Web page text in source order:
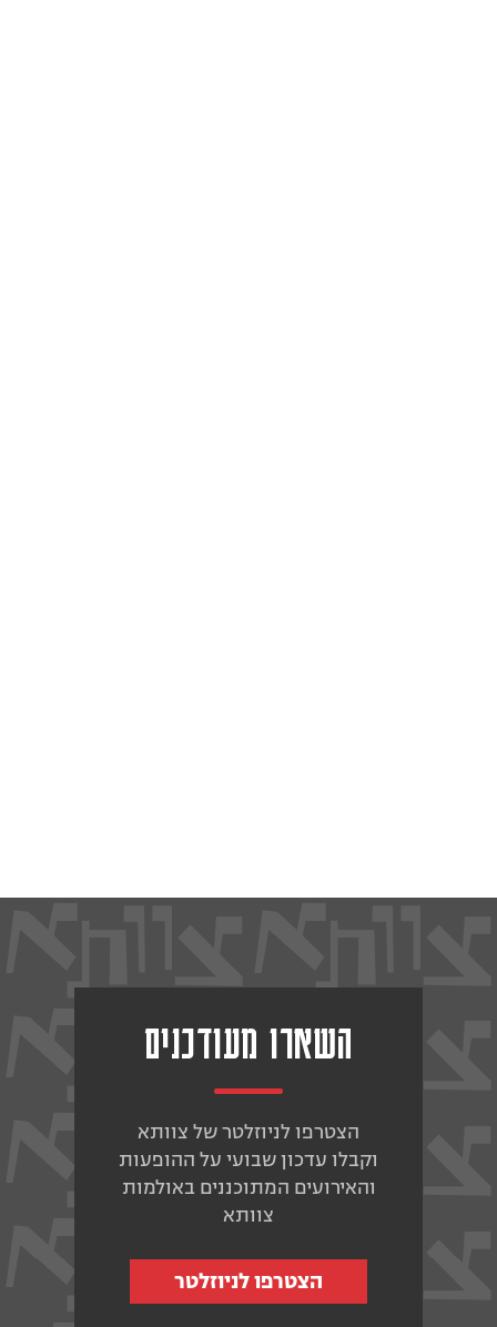
השארו מעודכנים
הצטרפו לניוזלטר של צוותא
וקבלו עדכון שבועי על ההופעות
והאירועים המתוכננים באולמות
צוותא
הצטרפו לניוזלטר